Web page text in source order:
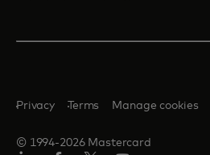
© 1994-2026 Mastercard
Privacy Terms Manage cookies